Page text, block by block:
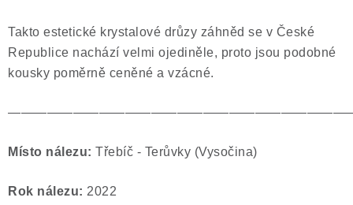
Takto estetické krystalové drůzy záhněd se v České
Republice nachází velmi ojediněle, proto jsou podobné
kousky poměrně ceněné a vzácné.
Místo nálezu: Třebíč - Terůvky (Vysočina)
Rok nálezu: 2022